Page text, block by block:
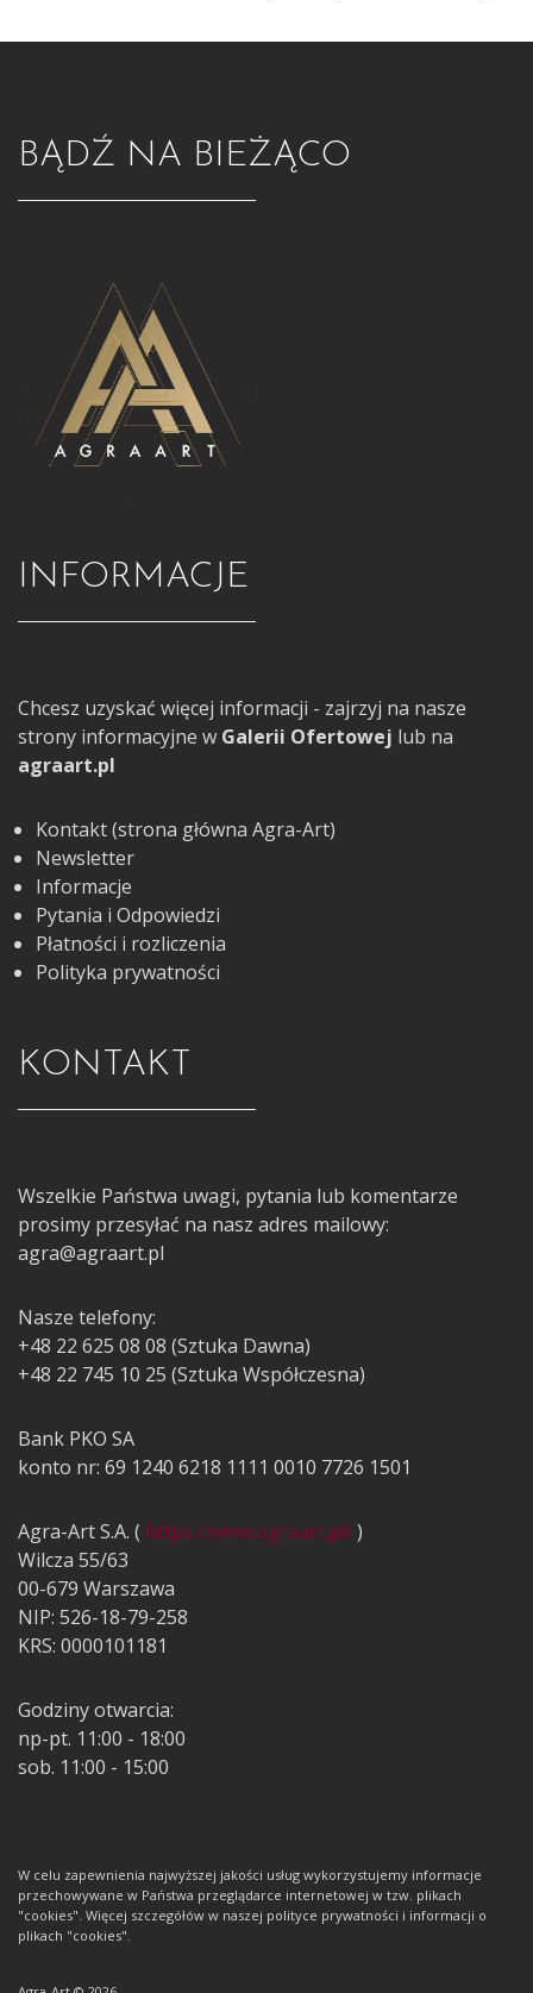
BĄDŹ NA BIEŻĄCO
INFORMACJE
Chcesz uzyskać więcej informacji - zajrzyj na nasze
strony informacyjne w Galerii Ofertowej lub na
agraart.pl
Kontakt (strona główna Agra-Art)
Newsletter
Informacje
Pytania i Odpowiedzi
Płatności i rozliczenia
Polityka prywatności
KONTAKT
Wszelkie Państwa uwagi, pytania lub komentarze
prosimy przesyłać na nasz adres mailowy:
agra@agraart.pl
Nasze telefony:
+48 22 625 08 08 (Sztuka Dawna)
+48 22 745 10 25 (Sztuka Współczesna)
Bank PKO SA
konto nr: 69 1240 6218 1111 0010 7726 1501
Agra-Art S.A. ( https://www.agraart.pl/)
Wilcza 55/63
00-679 Warszawa
NIP: 526-18-79-258
KRS: 0000101181
Godziny otwarcia:
np-pt. 11:00 - 18:00
sob. 11:00 - 15:00
W celu zapewnienia najwyższej jakości usług wykorzystujemy informacje
przechowywane w Państwa przeglądarce internetowej w tzw. plikach
"cookies". Więcej szczegółów w naszej polityce prywatności i informacji o
plikach "cookies".